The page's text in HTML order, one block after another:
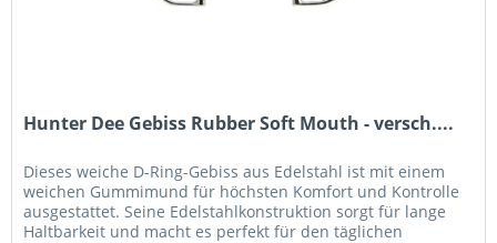
Hunter Dee Gebiss Rubber Soft Mouth - versch....
Dieses weiche D-Ring-Gebiss aus Edelstahl ist mit einem
weichen Gummimund für höchsten Komfort und Kontrolle
ausgestattet. Seine Edelstahlkonstruktion sorgt für lange
Haltbarkeit und macht es perfekt für den täglichen